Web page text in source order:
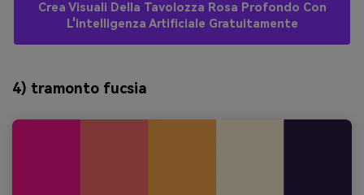
Crea Visuali Della Tavolozza Rosa Profondo Con
L'intelligenza Artificiale Gratuitamente
4) tramonto fucsia